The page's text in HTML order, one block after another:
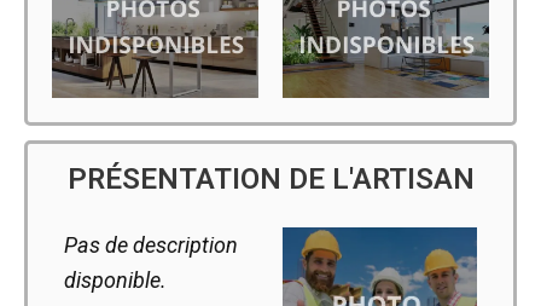
PRÉSENTATION DE L'ARTISAN
Pas de description
disponible.